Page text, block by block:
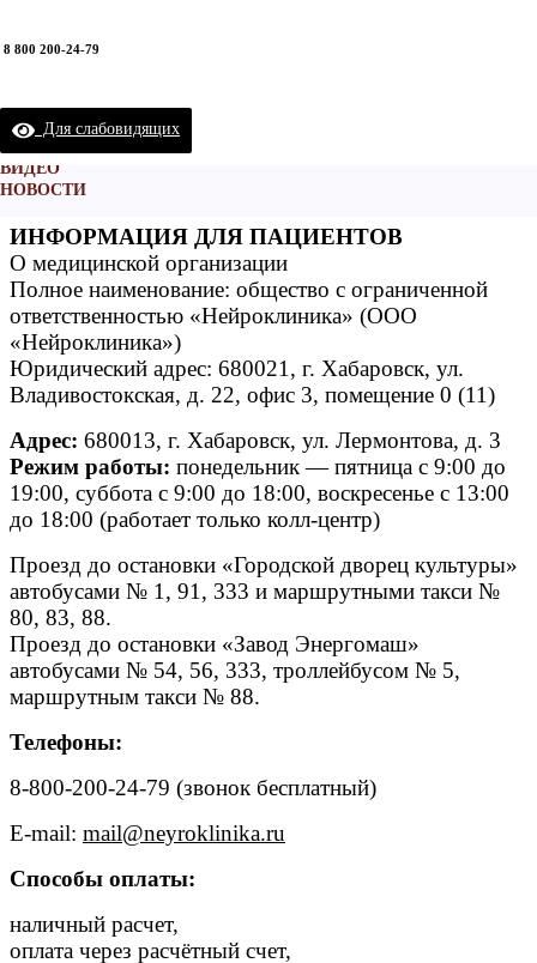
8 800 200-24-79
Для слабовидящих
О НЕЙРОКЛИНИКЕ
ЧТО МЫ ЛЕЧИМ
КОНТАКТЫ
ВИДЕО
НОВОСТИ
Cправочная информация
Нейроклиника - клиника эффективной неврологии.
Cправочная информация
ИНФОРМАЦИЯ ДЛЯ ПАЦИЕНТОВ
О медицинской организации
Полное наименование: общество с ограниченной
ответственностью «Нейроклиника» (ООО
«Нейроклиника»)
Юридический адрес: 680021, г. Хабаровск, ул.
Владивостокская, д. 22, офис 3, помещение 0 (11)
Адрес: 680013, г. Хабаровск, ул. Лермонтова, д. 3
Режим работы: понедельник — пятница с 9:00 до
19:00, суббота с 9:00 до 18:00, воскресенье с 13:00
до 18:00 (работает только колл-центр)
Проезд до остановки «Городской дворец культуры»
автобусами № 1, 91, 333 и маршрутными такси №
80, 83, 88.
Проезд до остановки «Завод Энергомаш»
автобусами № 54, 56, 333, троллейбусом № 5,
маршрутным такси № 88.
Телефоны:
8-800-200-24-79 (звонок бесплатный)
E-mail: mail@neyroklinika.ru
Способы оплаты:
наличный расчет,
оплата через расчётный счет,